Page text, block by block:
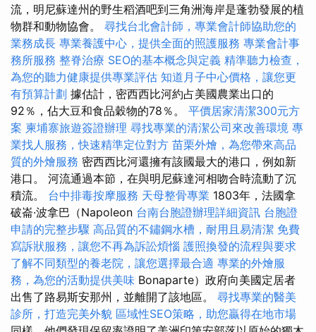
流，明尼蘇達州的野生稻酒吧到三角洲海岸是蓬勃發展的植
物群和動物協會。 尋找台北會計師，專業會計師協助您的
業務成長 專業養護中心，提供全面的照護服務 專業會計事
務所服務 整脊治療 SEO的基本概念與定義 精準聽力檢查，
為您的聽力健康提供專業評估 知道月子中心價格，讓您更
有預算計劃 據估計，密西西比河約占美國農業出口的
92％，佔大豆和食品穀物的78％。 平價居家清潔300元方
案 柬埔寨旅遊簽證辦理 尋找專業的清潔公司來改善環境 專
業找人服務，快速精準定位對方 苗栗外燴，為您帶來高品
質的外燴服務 密西西比河還擁有該國最大的港口，例如新
港口。 河流通過本節，在與明尼蘇達河相吻合時流動了沉
積流。 台中排毒按摩服務 天母整骨專業 1803年，法國拿
破崙·波拿巴（Napoleon 台南台胞證辦理詳細資訊 台胞證
申請的完整步驟 高品質的不鏽鋼水槽，耐用且易清潔 免費
寫訴狀服務，讓您不再為訴訟煩惱 護照換發的流程與要求
了解不同類型的養老院，讓您選擇最合適 專業的外燴服
務，為您的活動提供美味 Bonaparte）政府向美國定居者
出售了路易斯安那州，並離開了該地區。 尋找專業的醫美
診所，打造完美外貌 區域性SEO策略，助您贏得在地市場